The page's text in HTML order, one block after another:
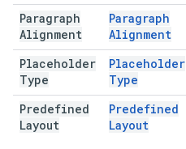
Paragraph
Alignment
Paragraph
Alignment
Placeholder
Type
Placeholder
Type
Predefined
Layout
Predefined
Layout